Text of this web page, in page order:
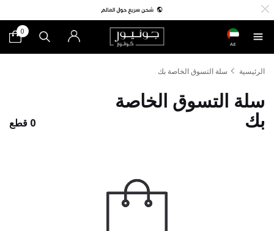
AE
0
الرئيسية سلة التسوق الخاصة بك
سلة التسوق الخاصة
بك 0 قطع